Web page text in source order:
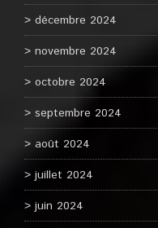
décembre 2024
novembre 2024
octobre 2024
septembre 2024
août 2024
juillet 2024
juin 2024